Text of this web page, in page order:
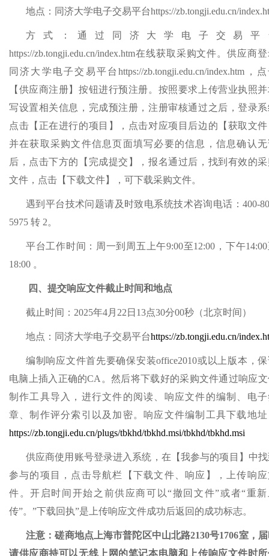
地点：同济大学电子交易平台https://zb.tongji.edu.cn/
方式：通过同济大学电子交易平
https://zb.tongji.edu.cn/index.htm在线获取采购文件。供应商
同济大学电子交易平台https://zb.tongji.edu.cn/index.htm，
【供应商注册】按钮进行预注册。按照要求上传营业执照
写设置相关信息，完成预注册，注册审核通过之后，登录
点击【正在进行的项目】，点击对应项目后边的【获取文
并在获取采购文件信息页面填写必要的信息，信息确认无
后，点击下方的【完成提交】，报名通过后，找到有效的
文件，点击【下载文件】，可下载采购文件。
遇到平台技术问题请及时致电系统技术咨询电话： 400-
5975 转 2。
平台工作时间：周一到周五上午9:00至12:00，下午
18:00 。
四、 提交响应文件截止时间和地点
截止时间： 2025年4月 22 日 13点30分00秒（北京时间）
地点：同济大学电子交易平台https://zb.tongji.edu.cn/
编制响应文件首先要确保安装office2010或以上版本，
电脑上插入正确的CA。然后将下载好的采购文件通过响应
制作工具导入，进行文件的阅读、响应文件的编制、电子
章、制作评分索引以及加密。响应文件编制工具下载地址
https://zb.tongji.edu.cn/plugs/tbkhd/tbkhd.msi/tbkhd/tbkhd.msi
供应商使用账号登录进入系统，在【我参与的项目】中
参与的项目，点击导航栏【下载文件、响应】，上传响应
件。开启时间开始之前供应商可以“撤回文件”或者“重新
传”。 ”下载回执”是上传响应文件成功后返回的成功标志。
注意：磋商地点上海市普陀区中山北路2130号1706室，
请供应商持可以无线上网的笔记本电脑和上传响应文件时